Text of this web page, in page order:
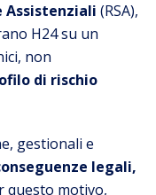
Assistenziali (RSA),
H24 su un
non
di rischio
gestionali e
legali,
questo motivo,